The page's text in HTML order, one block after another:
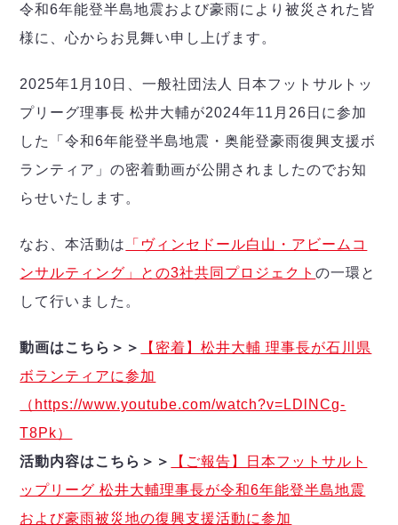
しながわシティ
立川アスレティックFC
湘南ベルマーレ
ボアルース長野
名古屋オーシャンズ
ボルクバレット北九州
バサジィ大分
選手の通算記録（Ｆ２）
ヴォスクオーレ仙台
リガーレヴィア葛飾
Y．S．C．C．横浜
アグレミーナ浜松
デウソン神戸
ポルセイド浜田
ミラクルスマイル新居浜
FOLLOW US!
令和6年能登半島地震および豪雨により被災された皆
様に、心からお見舞い申し上げます。
2025年1月10日、一般社団法人 日本フットサルトッ
プリーグ理事長 松井大輔が2024年11月26日に参加
した「令和6年能登半島地震・奥能登豪雨復興支援ボ
ランティア」の密着動画が公開されましたのでお知
らせいたします。
なお、本活動は
「ヴィンセドール白山・アビームコ
ンサルティング」との3社共同プロジェクトの一環と
して行いました。
動画はこちら＞＞
【密着】松井大輔 理事長が石川県
ボランティアに参加
（https://www.youtube.com/watch?v=LDlNCg-
T8Pk）
活動内容はこちら＞＞
【ご報告】日本フットサルト
ップリーグ 松井大輔理事長が令和6年能登半島地震
および豪雨被災地の復興支援活動に参加